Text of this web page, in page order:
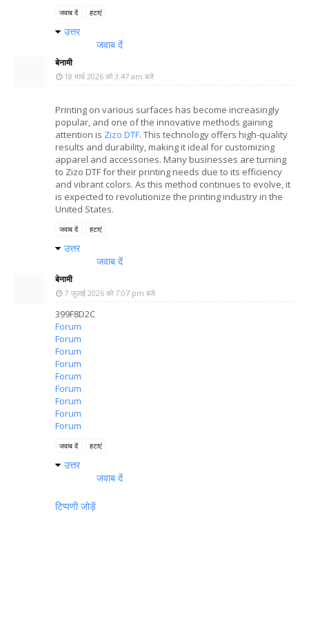
जवाब दें हटाएं
उत्तर
जवाब दें
बेनामी
18 मार्च 2026 को 3:47 am बजे
Printing on various surfaces has become increasingly
popular, and one of the innovative methods gaining
attention is Zizo DTF. This technology offers high-quality
results and durability, making it ideal for customizing
apparel and accessories. Many businesses are turning
to Zizo DTF for their printing needs due to its efficiency
and vibrant colors. As this method continues to evolve, it
is expected to revolutionize the printing industry in the
United States.
जवाब दें हटाएं
उत्तर
जवाब दें
बेनामी
7 जुलाई 2026 को 7:07 pm बजे
399F8D2C
Forum
Forum
Forum
Forum
Forum
Forum
Forum
Forum
Forum
जवाब दें हटाएं
उत्तर
जवाब दें
टिप्पणी जोड़ें